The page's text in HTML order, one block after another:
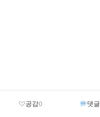
공감0 댓글